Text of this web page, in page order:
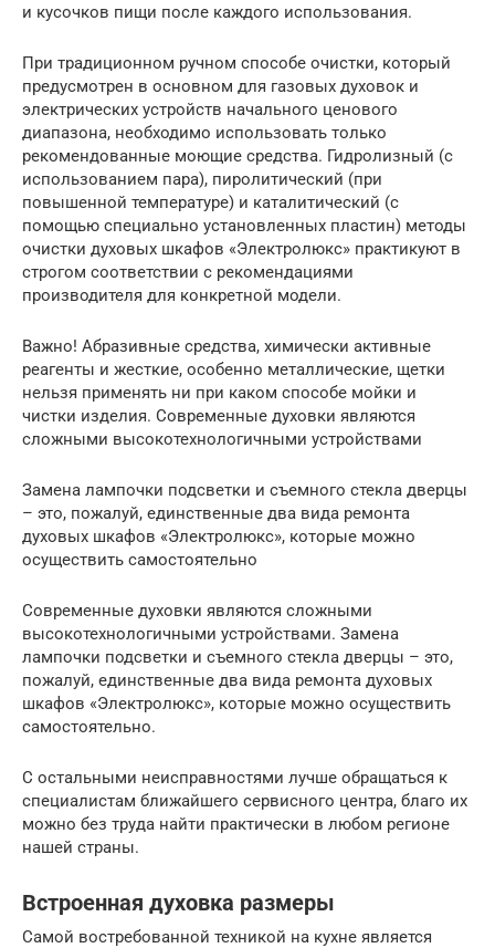
и кусочков пищи после каждого использования.
При традиционном ручном способе очистки, который
предусмотрен в основном для газовых духовок и
электрических устройств начального ценового
диапазона, необходимо использовать только
рекомендованные моющие средства. Гидролизный (с
использованием пара), пиролитический (при
повышенной температуре) и каталитический (с
помощью специально установленных пластин) методы
очистки духовых шкафов «Электролюкс» практикуют в
строгом соответствии с рекомендациями
производителя для конкретной модели.
Важно! Абразивные средства, химически активные
реагенты и жесткие, особенно металлические, щетки
нельзя применять ни при каком способе мойки и
чистки изделия. Современные духовки являются
сложными высокотехнологичными устройствами
Замена лампочки подсветки и съемного стекла дверцы
– это, пожалуй, единственные два вида ремонта
духовых шкафов «Электролюкс», которые можно
осуществить самостоятельно
Современные духовки являются сложными
высокотехнологичными устройствами. Замена
лампочки подсветки и съемного стекла дверцы – это,
пожалуй, единственные два вида ремонта духовых
шкафов «Электролюкс», которые можно осуществить
самостоятельно.
С остальными неисправностями лучше обращаться к
специалистам ближайшего сервисного центра, благо их
можно без труда найти практически в любом регионе
нашей страны.
Встроенная духовка размеры
Самой востребованной техникой на кухне является